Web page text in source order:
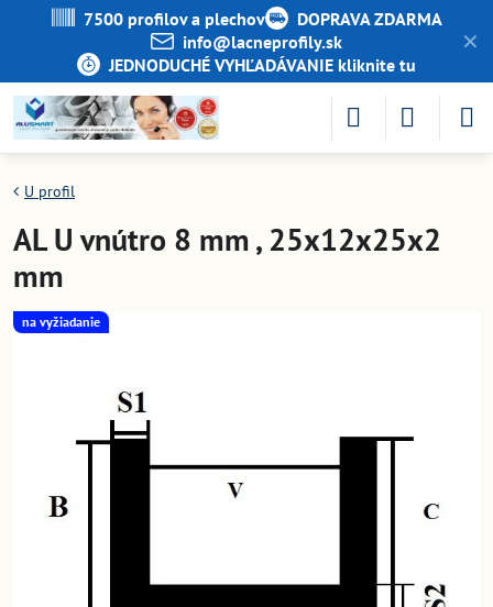
✕
7500 profilov a plechov
DOPRAVA ZDARMA
info​@lacneprofily​.sk
JEDNODUCHÉ VYHĽADÁVANIE kliknite tu
na vyžiadanie
U profil
AL U vnútro 8 mm , 25x12x25x2
mm